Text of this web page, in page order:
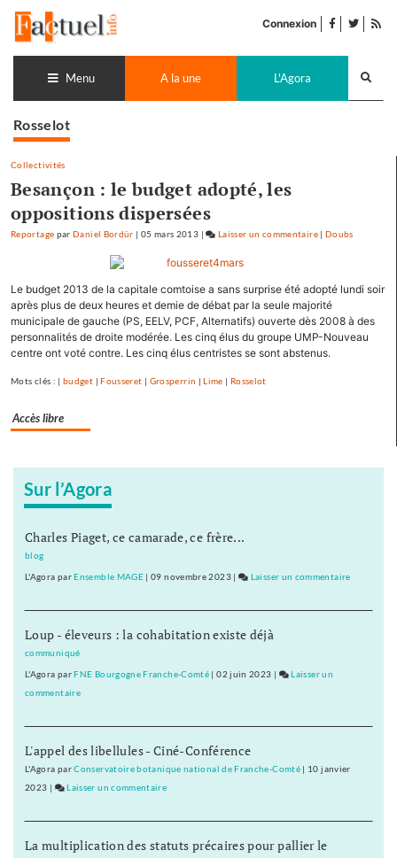
contenu
Connexion facebook
twitter
Menu A la une L'Agora
Rosselot
Collectivités
Besançon : le budget adopté, les
oppositions dispersées
Reportage parDaniel Bordür | 05 mars 2013 | Laisser un commentaireon
le
budget
adopté,
|Doubs
Le budget 2013 de la capitale comtoise a sans surprise été adopté lundi soir
après plus de deux heures et demie de débat par la seule majorité
municipale de gauche (PS, EELV, PCF, Alternatifs) ouverte dès 2008 à des
personnalités de droite modérée. Les cinq élus du groupe UMP-Nouveau
centre ont voté contre. Les cinq élus centristes se sont abstenus.
Mots clés : |budget |Fousseret | Grosperrin |Lime | Rosselot
Accès libre
Sur l’Agora
Charles Piaget, ce camarade, ce frère...
blog
L'Agora parEnsemble MAGE |09 novembre 2023| Laisser un commentaire
:
dispersées
Loup - éleveurs : la cohabitation existe déjà
communiqué
L'Agora parFNE Bourgogne Franche-Comté |02 juin 2023 |
Laisser un
commentaireon
:
le
budget
adopté,
oppositions
dispersées
L'appel des libellules - Ciné-Conférence
L'Agora parConservatoire botanique national de Franche-Comté| 10 janvier
2023 | Laisser un commentaire
:
le
La multiplication des statuts précaires pour pallier le